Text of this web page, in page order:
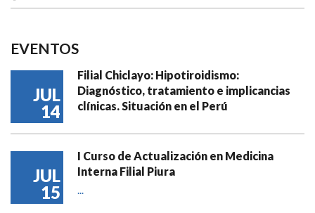
EVENTOS
JUL
14
Filial Chiclayo: Hipotiroidismo:
Diagnóstico, tratamiento e implicancias
clínicas. Situación en el Perú
JUL
15
I Curso de Actualización en Medicina
Interna Filial Piura
...